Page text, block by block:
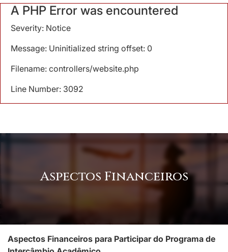
A PHP Error was encountered
Severity: Notice
Message: Uninitialized string offset: 0
Filename: controllers/website.php
Line Number: 3092
Aspectos Financeiros
Aspectos Financeiros para Participar do Programa de